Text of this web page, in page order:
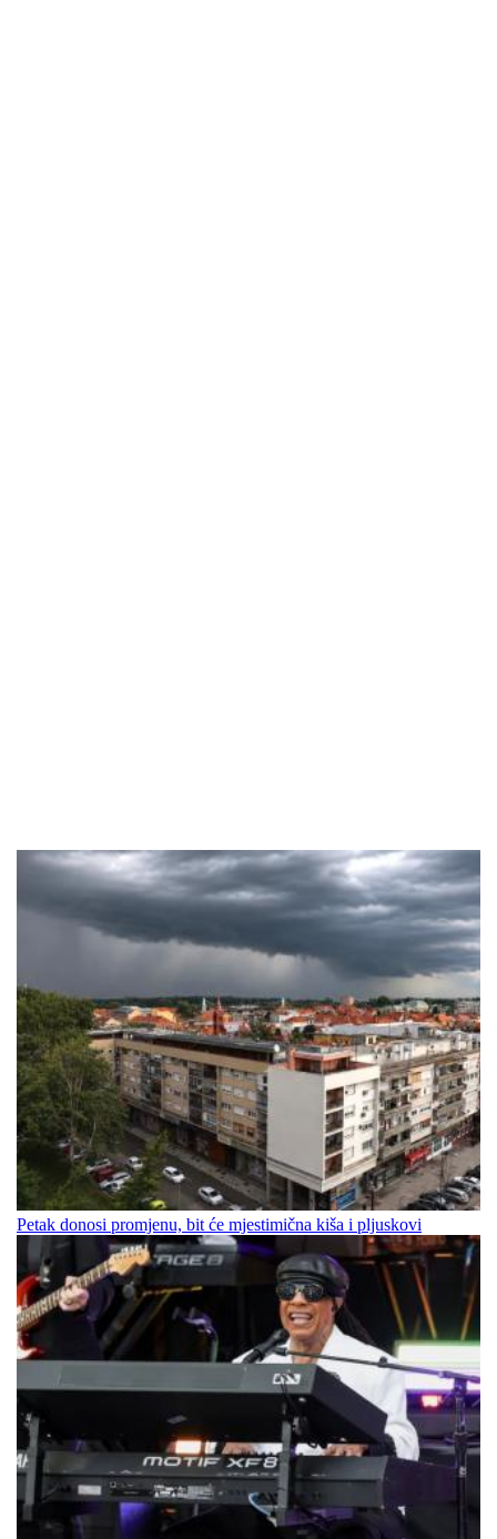
Petak donosi promjenu, bit će mjestimična kiša i pljuskovi